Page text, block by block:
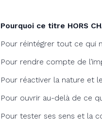
Pourquoi ce titre HORS
Pour réintégrer tout ce qui
Pour rendre compte de
Pour réactiver la nature et
Pour ouvrir au-delà de ce
Pour tester ses sens et la